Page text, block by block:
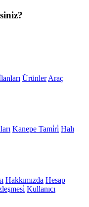
Ürünler Araç
Kanepe Tami̇ri̇ Halı
Hakkımızda Hesap
Kullanıcı